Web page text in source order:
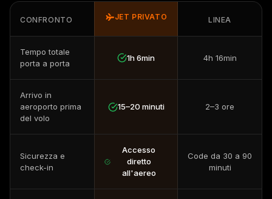
CONFRONTO JET PRIVATO LINEA
Tempo totale
porta a porta
1h 6min 4h 16min
Arrivo in
aeroporto prima
del volo
15–20 minuti 2–3 ore
Sicurezza e
check-in
Accesso
diretto
all'aereo
Code da 30 a 90
minuti